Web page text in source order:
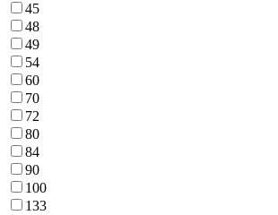
45
48
49
54
60
70
72
80
84
90
100
133